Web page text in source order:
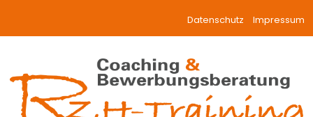
Datenschutz Impressum